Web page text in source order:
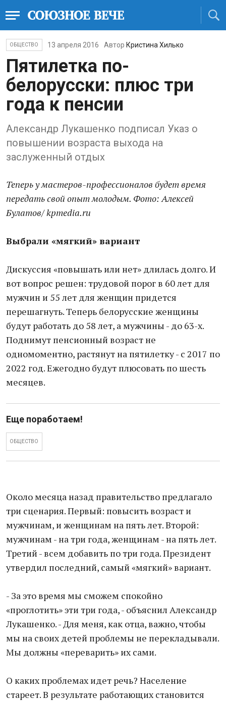
ОБЩЕСТВО 13 апреля 2016 Автор Кристина Хилько
Пятилетка по-
белорусски: плюс три
года к пенсии
Александр Лукашенко подписал Указ о
повышении возраста выхода на
заслуженный отдых
Теперь у мастеров-профессионалов будет время
передать свой опыт молодым. Фото: Алексей
Булатов/ kpmedia.ru
Выбрали «мягкий» вариант
Дискуссия «повышать или нет» длилась долго. И
вот вопрос решен: трудовой порог в 60 лет для
мужчин и 55 лет для женщин придется
перешагнуть. Теперь белорусские женщины
будут работать до 58 лет, а мужчины - до 63-х.
Поднимут пенсионный возраст не
одномоментно, растянут на пятилетку - с 2017 по
2022 год. Ежегодно будут плюсовать по шесть
месяцев.
Еще поработаем!
ОБЩЕСТВО
Около месяца назад правительство предлагало
три сценария. Первый: повысить возраст и
мужчинам, и женщинам на пять лет. Второй:
мужчинам - на три года, женщинам - на пять лет.
Третий - всем добавить по три года. Президент
утвердил последний, самый «мягкий» вариант.
- За это время мы сможем спокойно
«проглотить» эти три года, - объяснил Александр
Лукашенко. - Для меня, как отца, важно, чтобы
мы на своих детей проблемы не перекладывали.
Мы должны «переварить» их сами.
О каких проблемах идет речь? Население
стареет. В результате работающих становится